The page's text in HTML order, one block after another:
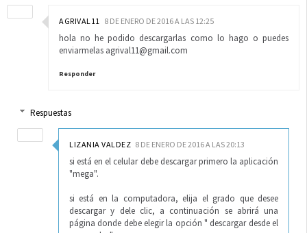
AGRIVAL11 8 DE ENERO DE 2016 A LAS 12:25
hola no he podido descargarlas como lo hago o puedes
enviarmelas agrival11@gmail.com
Responder
Respuestas
LIZANIA VALDEZ 8 DE ENERO DE 2016 A LAS 20:13
si está en el celular debe descargar primero la aplicación
"mega".
si está en la computadora, elija el grado que desee
descargar y dele clic, a continuación se abrirá una
página donde debe elegir la opción " descargar desde el